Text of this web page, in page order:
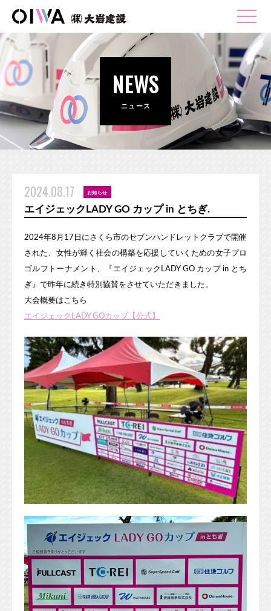
NEWS
ニュース
2024.08.17 お知らせ
エイジェックLADY GO カップ in とちぎ.
2024年8月17日にさくら市のセブンハンドレットクラブで開催
された、女性が輝く社会の構築を応援していくための女子プロ
ゴルフトーナメント、『エイジェックLADY GO カップ in とち
ぎ』で昨年に続き特別協賛をさせていただきました。
大会概要はこちら
エイジェックLADY GOカップ【公式】